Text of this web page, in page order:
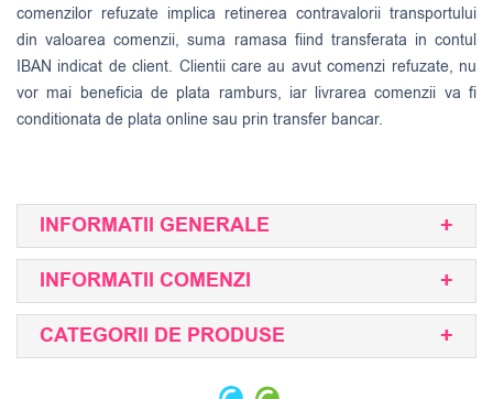
comenzilor refuzate implica retinerea contravalorii transportului
din valoarea comenzii, suma ramasa fiind transferata in contul
IBAN indicat de client. Clientii care au avut comenzi refuzate, nu
vor mai beneficia de plata ramburs, iar livrarea comenzii va fi
conditionata de plata online sau prin transfer bancar.
INFORMATII GENERALE
INFORMATII COMENZI
CATEGORII DE PRODUSE